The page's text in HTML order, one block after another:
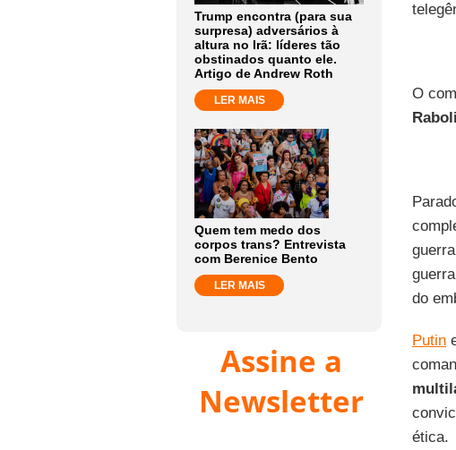
Trump encontra (para sua
surpresa) adversários à
altura no Irã: líderes tão
obstinados quanto ele.
Artigo de Andrew Roth
LER MAIS
Quem tem medo dos
corpos trans? Entrevista
com Berenice Bento
LER MAIS
Assine a
Newsletter
O
do
Putin
ética.